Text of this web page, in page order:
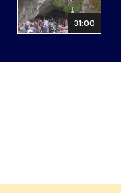
31:00